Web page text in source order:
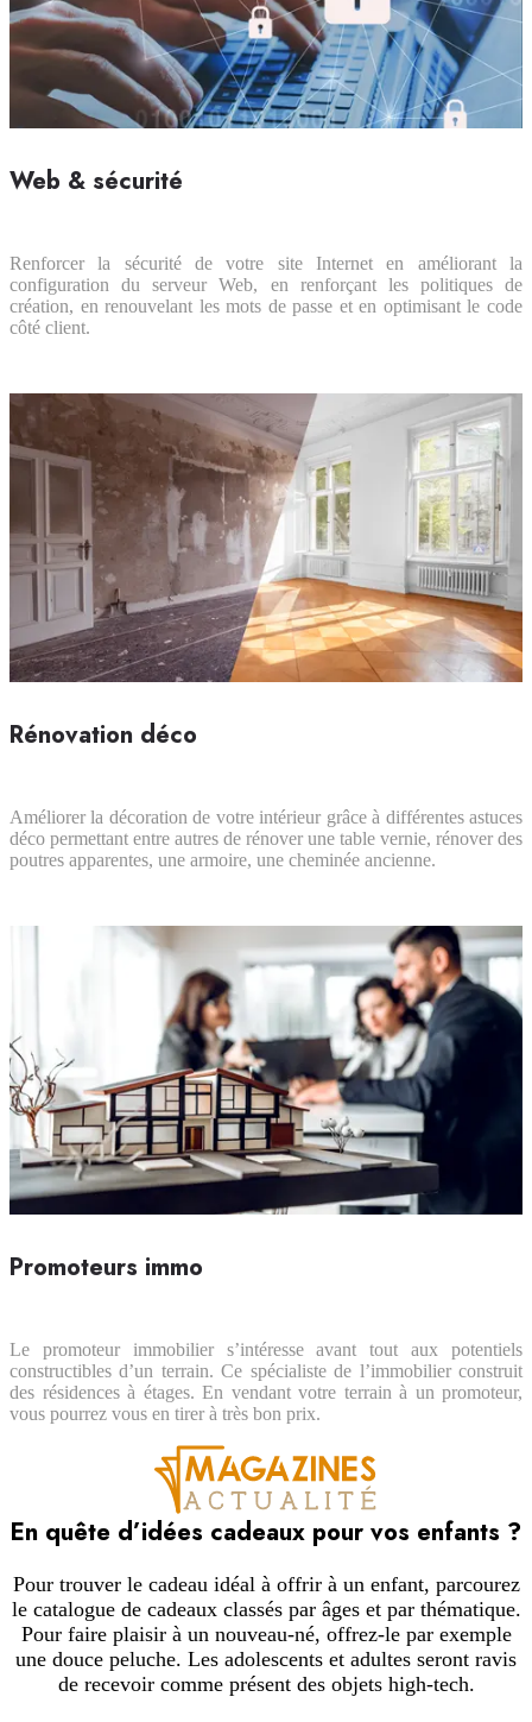
Web & sécurité
Renforcer la sécurité de votre site Internet en améliorant la
configuration du serveur Web, en renforçant les politiques de
création, en renouvelant les mots de passe et en optimisant le code
côté client.
Rénovation déco
Améliorer la décoration de votre intérieur grâce à différentes astuces
déco permettant entre autres de rénover une table vernie, rénover des
poutres apparentes, une armoire, une cheminée ancienne.
Promoteurs immo
Le promoteur immobilier s’intéresse avant tout aux potentiels
constructibles d’un terrain. Ce spécialiste de l’immobilier construit
des résidences à étages. En vendant votre terrain à un promoteur,
vous pourrez vous en tirer à très bon prix.
En quête d’idées cadeaux pour vos enfants ?
Pour trouver le cadeau idéal à offrir à un enfant, parcourez
le catalogue de cadeaux classés par âges et par thématique.
Pour faire plaisir à un nouveau-né, offrez-le par exemple
une douce peluche. Les adolescents et adultes seront ravis
de recevoir comme présent des objets high-tech.